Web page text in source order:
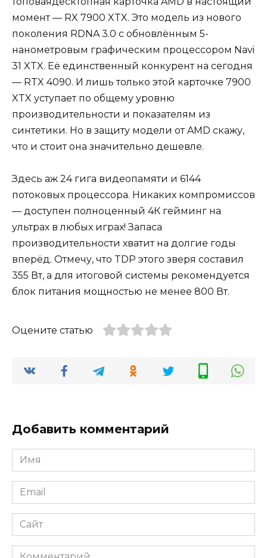
момент — RX 7900 XTX. Это модель из нового
поколения RDNA 3.0 с обновлённым 5-
нанометровым графическим процессором Navi
31 XTX. Её единственный конкурент на сегодня
— RTX 4090. И лишь только этой карточке 7900
XTX уступает по общему уровню
производительности и показателям из
синтетики. Но в защиту модели от AMD скажу,
что и стоит она значительно дешевле.
Здесь аж 24 гига видеопамяти и 6144
потоковых процессора. Никаких компромиссов
— доступен полноценный 4К гейминг на
ультрах в любых играх! Запаса
производительности хватит на долгие годы
вперёд. Отмечу, что TDP этого зверя составил
355 Вт, а для итоговой системы рекомендуется
блок питания мощностью не менее 800 Вт.
Оцените статью
Добавить комментарий
Имя
Email
Сайт
Комментарий